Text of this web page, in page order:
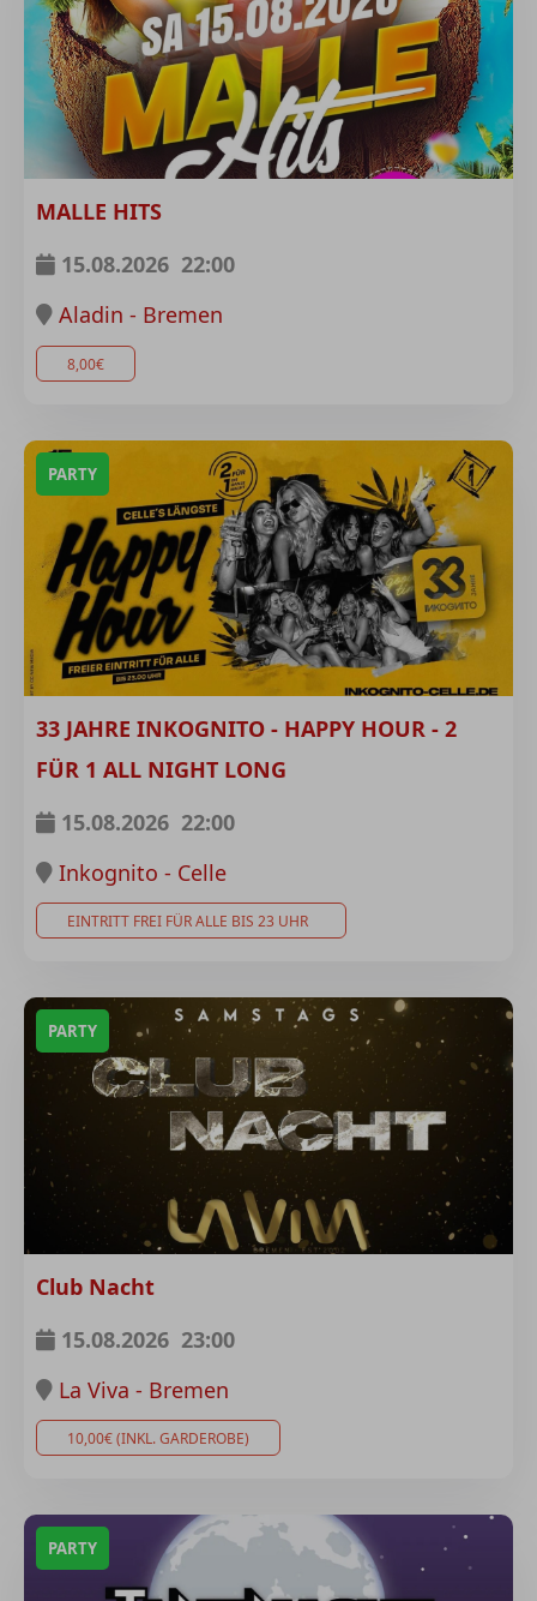
MALLE HITS
15.08.2026 22:00
Aladin - Bremen
8,00€
PARTY
33 JAHRE INKOGNITO - HAPPY HOUR - 2
FÜR 1 ALL NIGHT LONG
15.08.2026 22:00
Inkognito - Celle
EINTRITT FREI FÜR ALLE BIS 23 UHR
PARTY
Club Nacht
15.08.2026 23:00
La Viva - Bremen
10,00€ (INKL. GARDEROBE)
PARTY